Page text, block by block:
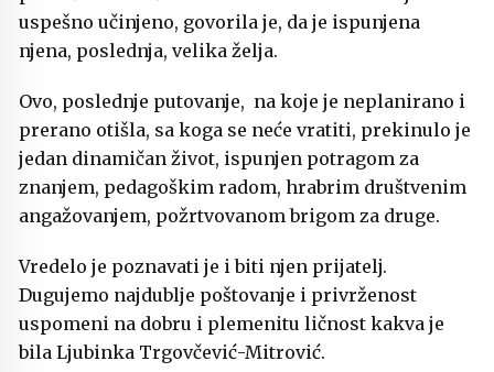
uspešno učinjeno, govorila je, da je ispunjena
njena, poslednja, velika želja.
Ovo, poslednje putovanje, na koje je neplanirano i
prerano otišla, sa koga se neće vratiti, prekinulo je
jedan dinamičan život, ispunjen potragom za
znanjem, pedagoškim radom, hrabrim društvenim
angažovanjem, požrtvovanom brigom za druge.
Vredelo je poznavati je i biti njen prijatelj.
Dugujemo najdublje poštovanje i privrženost
uspomeni na dobru i plemenitu ličnost kakva je
bila Ljubinka Trgovčević-Mitrović.